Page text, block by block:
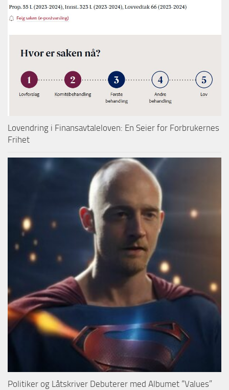
Lovendring i Finansavtaleloven: En Seier for Forbrukernes
Frihet
Politiker og Låtskriver Debuterer med Albumet “Values”